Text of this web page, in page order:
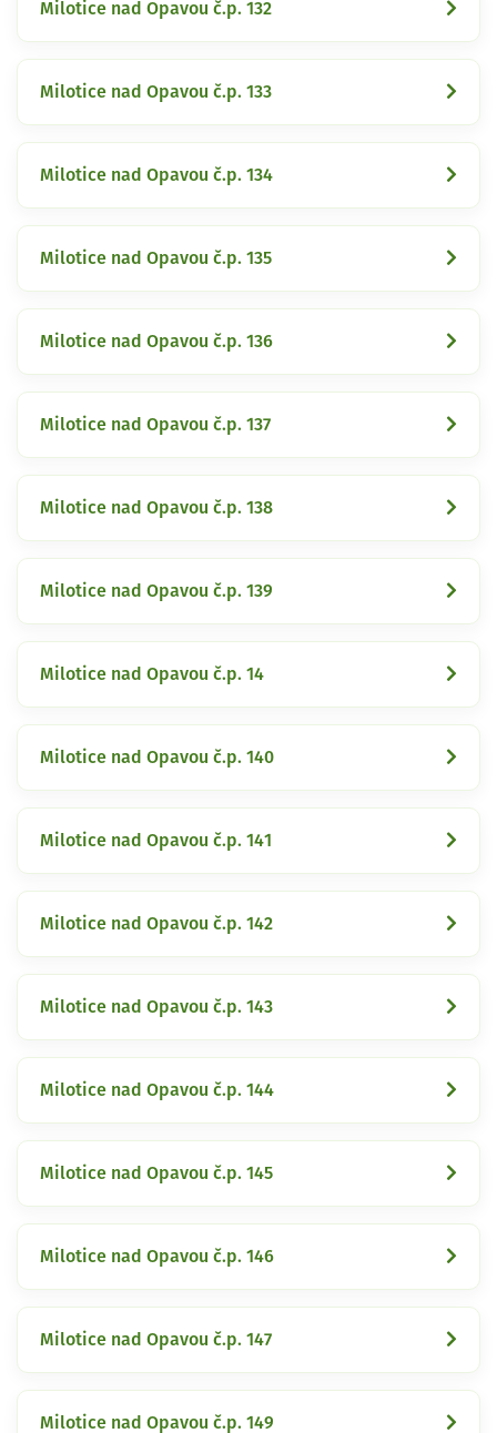
Milotice nad Opavou č.p. 132
Milotice nad Opavou č.p. 133
Milotice nad Opavou č.p. 134
Milotice nad Opavou č.p. 135
Milotice nad Opavou č.p. 136
Milotice nad Opavou č.p. 137
Milotice nad Opavou č.p. 138
Milotice nad Opavou č.p. 139
Milotice nad Opavou č.p. 14
Milotice nad Opavou č.p. 140
Milotice nad Opavou č.p. 141
Milotice nad Opavou č.p. 142
Milotice nad Opavou č.p. 143
Milotice nad Opavou č.p. 144
Milotice nad Opavou č.p. 145
Milotice nad Opavou č.p. 146
Milotice nad Opavou č.p. 147
Milotice nad Opavou č.p. 149